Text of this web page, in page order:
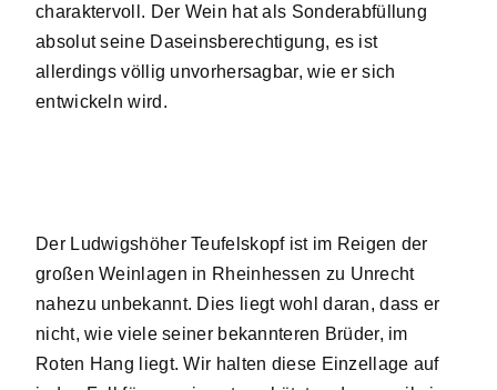
charaktervoll. Der Wein hat als Sonderabfüllung
absolut seine Daseinsberechtigung, es ist
allerdings völlig unvorhersagbar, wie er sich
entwickeln wird.
Der Ludwigshöher Teufelskopf ist im Reigen der
großen Weinlagen in Rheinhessen zu Unrecht
nahezu unbekannt. Dies liegt wohl daran, dass er
nicht, wie viele seiner bekannteren Brüder, im
Roten Hang liegt. Wir halten diese Einzellage auf